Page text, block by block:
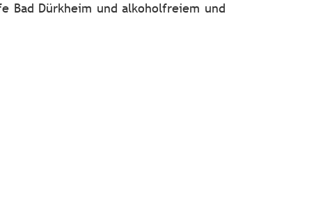
Bad Dürkheim und alkoholfreiem und